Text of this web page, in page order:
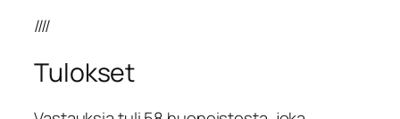
////
Tulokset